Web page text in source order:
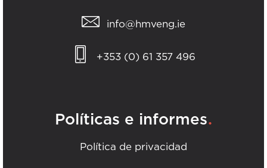
info@hmveng.ie
+353 (0) 61 357 496
Políticas e informes.
Política de privacidad